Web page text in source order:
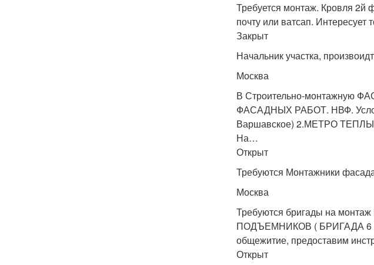
Требуется монтаж. Кровля 2й
почту или ватсап. Интересует
Закрыт
Начальник участка,
Москва
В Строительно-монтажную
ФАСАДНЫХ РАБОТ. НВФ.
Варшавское) 2.МЕТРО
На…
Открыт
Требуются Монтажники
Москва
Требуются бригады на
ПОДЪЕМНИКОВ ( БРИГАДА 6
общежитие, предоставим
Открыт